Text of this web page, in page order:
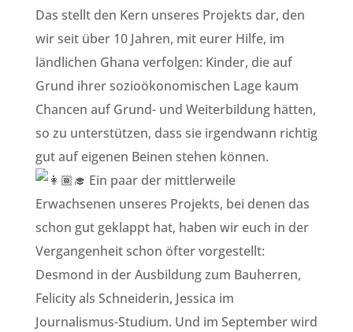
Das stellt den Kern unseres Projekts dar, den
wir seit über 10 Jahren, mit eurer Hilfe, im
ländlichen Ghana verfolgen: Kinder, die auf
Grund ihrer sozioökonomischen Lage kaum
Chancen auf Grund- und Weiterbildung hätten,
so zu unterstützen, dass sie irgendwann richtig
gut auf eigenen Beinen stehen können.
Ein paar der mittlerweile
Erwachsenen unseres Projekts, bei denen das
schon gut geklappt hat, haben wir euch in der
Vergangenheit schon öfter vorgestellt:
Desmond in der Ausbildung zum Bauherren,
Felicity als Schneiderin, Jessica im
Journalismus-Studium. Und im September wird